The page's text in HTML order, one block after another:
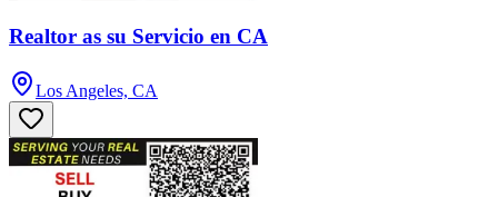
Realtor as su Servicio en CA
Los Angeles, CA